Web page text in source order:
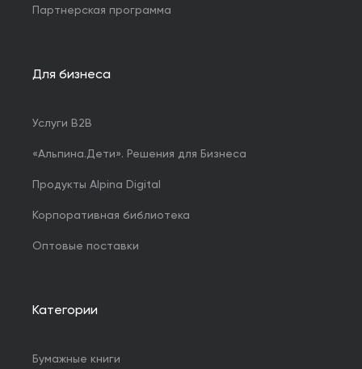
Партнерская программа
Для бизнеса
Услуги B2B
«Альпина.Дети». Решения для Бизнеса
Продукты Alpina Digital
Корпоративная библиотека
Оптовые поставки
Категории
Бумажные книги